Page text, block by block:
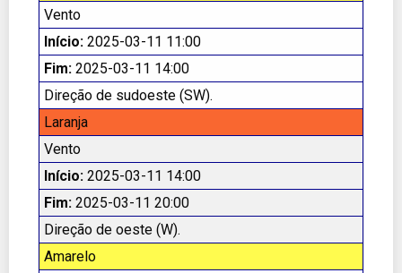
Vento
Início: 2025-03-11 11:00
Fim: 2025-03-11 14:00
Direção de sudoeste (SW).
Laranja
Vento
Início: 2025-03-11 14:00
Fim: 2025-03-11 20:00
Direção de oeste (W).
Amarelo